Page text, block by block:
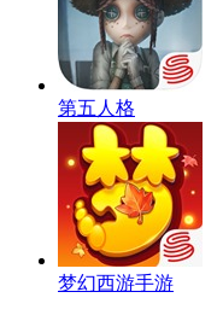
第五人格
梦幻西游手游